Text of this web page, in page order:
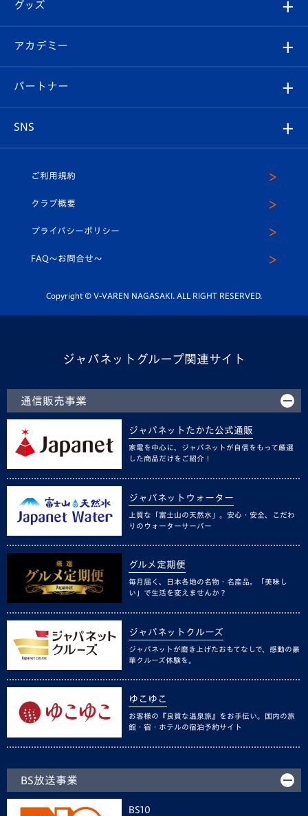
チケット
イベント
メディア
ホームタウン
スタッフプロフィール
マスコット紹介
平和祈念活動
ホームタウン活動
Revive Team
ヴィヴィくんの長崎おもてなしガイド
フォトギャラリー
スタジアムグルメ
V-LOVERS（ファンクラブ）
プレイヤーズスイート
グッズ
オンラインショップ
店舗情報
アカデミー
育成からのお知らせ
U-18
スクール
パートナー
SNS
ヴィヴィくんインスタグラム
公式LINE＠
ご利用規約
クラブ概要
プライバシーポリシー
FAQ〜お問合せ〜
Copyright © V-VAREN NAGASAKI. ALL RIGHT RESERVED.
ジャパネットグループ関連サイト
通信販売事業
ジャパネットたかた公式通販
家電を中心に、ジャパネットが自信をもって厳選
した商品だけをご紹介！
ジャパネットウォーター
上質な「富士山の天然水」。安心・安全、こだわ
りのウォーターサーバー
グルメ定期便
毎月届く、日本各地の名物・名産品。「美味し
い」で生活を変えませんか？
ジャパネットクルーズ
ジャパネットが磨き上げたおもてなしで、感動の豪
華クルーズ体験を。
ゆこゆこ
お客様の『良質な温泉旅』をお手伝い。国内の旅
館・宿・ホテルの宿泊予約サイト
BS放送事業
BS10